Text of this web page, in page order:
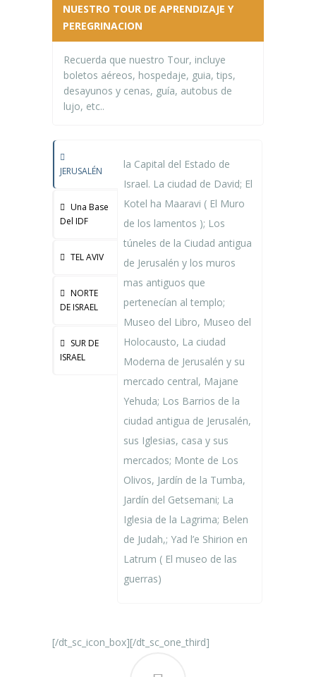
NUESTRO TOUR DE APRENDIZAJE Y
PEREGRINACION
Recuerda que nuestro Tour, incluye
boletos aéreos, hospedaje, guia, tips,
desayunos y cenas, guía, autobus de
lujo, etc..
JERUSALÉN
Una Base
Del IDF
TEL AVIV
NORTE
DE ISRAEL
SUR DE
ISRAEL
la Capital del Estado de
Israel. La ciudad de David; El
Kotel ha Maaravi ( El Muro
de los lamentos ); Los
túneles de la Ciudad antigua
de Jerusalén y los muros
mas antiguos que
pertenecían al templo;
Museo del Libro, Museo del
Holocausto, La ciudad
Moderna de Jerusalén y su
mercado central, Majane
Yehuda; Los Barrios de la
ciudad antigua de Jerusalén,
sus Iglesias, casa y sus
mercados; Monte de Los
Olivos, Jardín de la Tumba,
Jardín del Getsemani; La
Iglesia de la Lagrima; Belen
de Judah,; Yad l’e Shirion en
Latrum ( El museo de las
guerras)
[/dt_sc_icon_box][/dt_sc_one_third]